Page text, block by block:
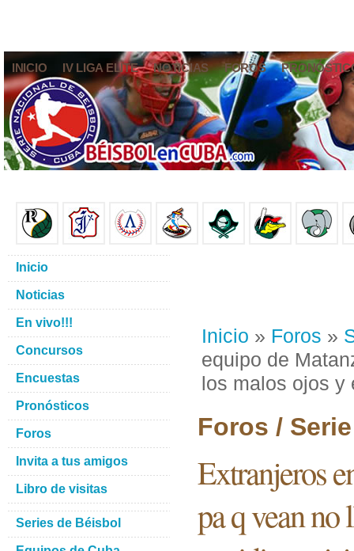
INICIO IV LIGA ELITE NOTICIAS FOROS
Inicio » Foros »
equipo de
los malos ojos y
Foros /
Extranjeros
pa q vean no
Inicio
Noticias
En vivo!!!
Concursos
Encuestas
Pronósticos
Foros
Invita a tus amigos
Libro de visitas
Series de Béisbol